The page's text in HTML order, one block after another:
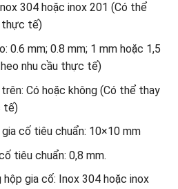
304 hoặc inox 201 (Có thể
thực tế)
0.6 mm; 0.8 mm; 1 mm hoặc 1,5
nhu cầu thực tế)
Có hoặc không (Có thể thay
tế)
cố tiêu chuẩn: 10×10 mm
tiêu chuẩn: 0,8 mm.
gia cố: Inox 304 hoặc inox